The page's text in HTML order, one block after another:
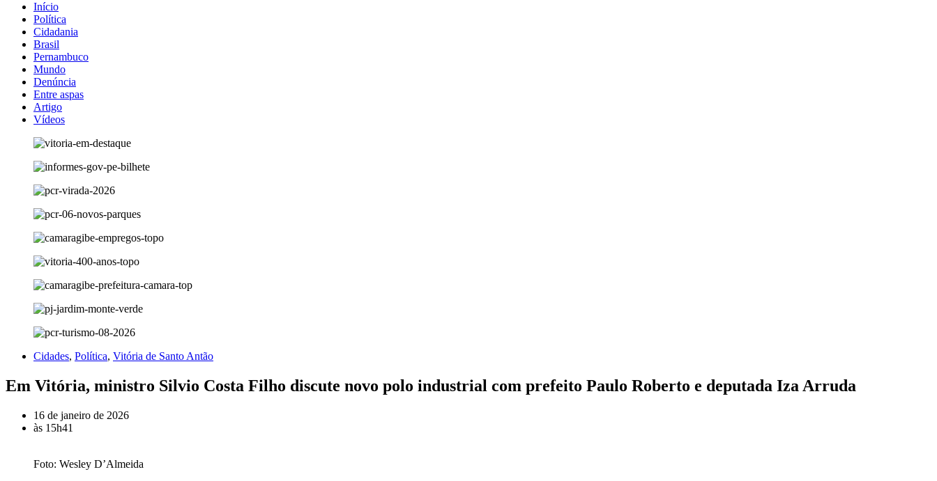
Início
Política
Cidadania
Brasil
Pernambuco
Mundo
Denúncia
Entre aspas
Artigo
Vídeos
Cidades, Política, Vitória de Santo Antão
Em Vitória, ministro Silvio Costa Filho discute novo polo industrial com prefeito Paulo Roberto e deputada Iza Arruda
16 de janeiro de 2026
às 15h41
Foto: Wesley D’Almeida